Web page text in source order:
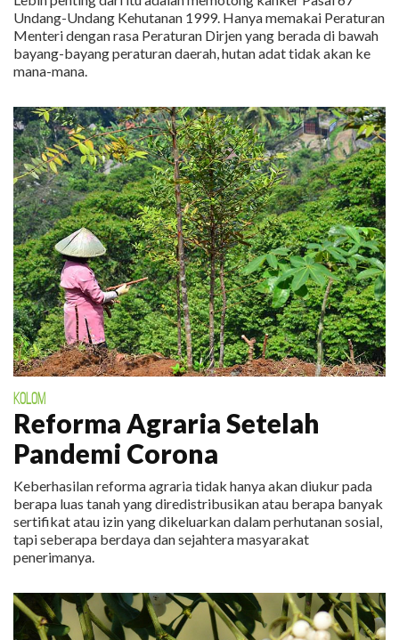
Undang-Undang Kehutanan 1999. Hanya memakai Peraturan
Menteri dengan rasa Peraturan Dirjen yang berada di bawah
bayang-bayang peraturan daerah, hutan adat tidak akan ke
mana-mana.
KOLOM
Reforma Agraria Setelah
Pandemi Corona
Keberhasilan reforma agraria tidak hanya akan diukur pada
berapa luas tanah yang diredistribusikan atau berapa banyak
sertifikat atau izin yang dikeluarkan dalam perhutanan sosial,
tapi seberapa berdaya dan sejahtera masyarakat
penerimanya.